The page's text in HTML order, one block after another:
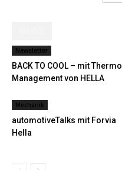
Newsletter
BACK TO COOL – mit Thermo
Management von HELLA
Mechanik
automotiveTalks mit Forvia
Hella